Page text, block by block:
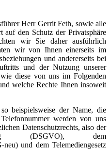
Herr Gerrit Feth, sowie alle
auf den Schutz der Privatsphäre
wir Sie daher ausführlich
wir von Ihnen einerseits im
und andererseits bei
und der Nutzung unserer
diese von uns im Folgenden
welche Rechte Ihnen insoweit
beispielsweise der Name, die
werden von uns
Datenschutzrechts, also der
(DSGVO), dem
neu) und dem Telemediengesetz